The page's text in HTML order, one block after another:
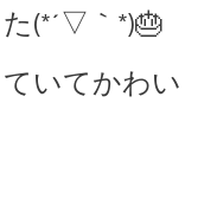
(*´▽｀*)🎂
いてかわい